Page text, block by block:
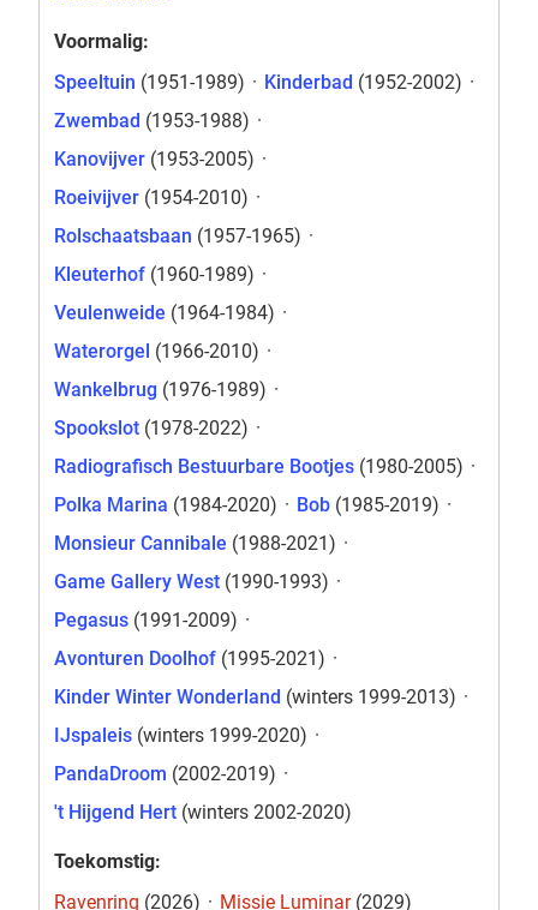
Voormalig:
Speeltuin (1951-1989) · Kinderbad (1952-2002) ·
Zwembad (1953-1988) ·
Kanovijver (1953-2005) ·
Roeivijver (1954-2010) ·
Rolschaatsbaan (1957-1965) ·
Kleuterhof (1960-1989) ·
Veulenweide (1964-1984) ·
Waterorgel (1966-2010) ·
Wankelbrug (1976-1989) ·
Spookslot (1978-2022) ·
Radiografisch Bestuurbare Bootjes (1980-2005) ·
Polka Marina (1984-2020) · Bob (1985-2019) ·
Monsieur Cannibale (1988-2021) ·
Game Gallery West (1990-1993) ·
Pegasus (1991-2009) ·
Avonturen Doolhof (1995-2021) ·
Kinder Winter Wonderland (winters 1999-2013) ·
IJspaleis (winters 1999-2020) ·
PandaDroom (2002-2019) ·
't Hijgend Hert (winters 2002-2020)
Toekomstig:
Ravenring (2026) · Missie Luminar(2029)